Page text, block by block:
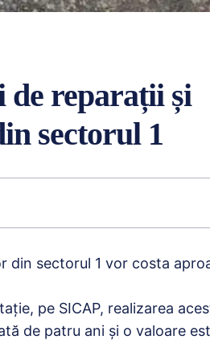
reparații și
sectorul 1
din sectorul 1 vor costa
pe SICAP, realizarea
de patru ani şi o valoare